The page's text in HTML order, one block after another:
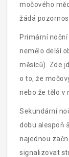
močového
žádá
sekundární
Primární
nemělo delší
měsíců). Zde
o to, že
nebo že tělo v
hormonu
Sekundární
dobu alespoň
najednou
signalizovat